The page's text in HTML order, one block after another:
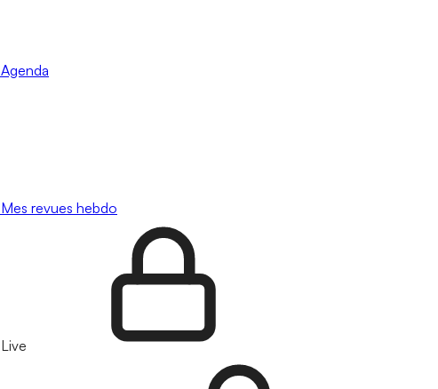
Agenda
Mes revues hebdo
Live